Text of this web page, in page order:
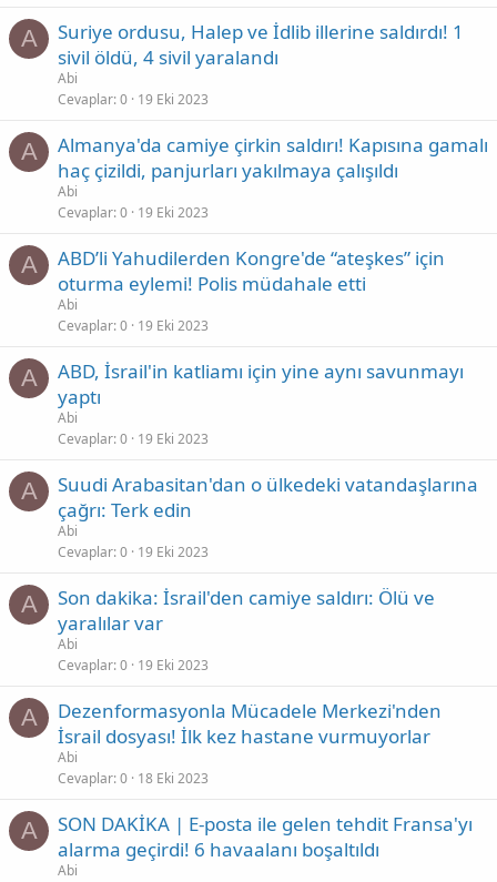
A
Suriye ordusu, Halep ve İdlib illerine saldırdı! 1
sivil öldü, 4 sivil yaralandı
Abi
Cevaplar 0 19 Eki 2023
A
Almanya'da camiye çirkin saldırı! Kapısına gamalı
haç çizildi, panjurları yakılmaya çalışıldı
Abi
Cevaplar 0 19 Eki 2023
A
ABD’li Yahudilerden Kongre'de “ateşkes” için
oturma eylemi! Polis müdahale etti
Abi
Cevaplar 0 19 Eki 2023
A
ABD, İsrail'in katliamı için yine aynı savunmayı
yaptı
Abi
Cevaplar 0 19 Eki 2023
A
Suudi Arabasitan'dan o ülkedeki vatandaşlarına
çağrı: Terk edin
Abi
Cevaplar 0 19 Eki 2023
A
Son dakika: İsrail'den camiye saldırı: Ölü ve
yaralılar var
Abi
Cevaplar 0 19 Eki 2023
A
Dezenformasyonla Mücadele Merkezi'nden
İsrail dosyası! İlk kez hastane vurmuyorlar
Abi
Cevaplar 0 18 Eki 2023
A
SON DAKİKA | E-posta ile gelen tehdit Fransa'yı
alarma geçirdi! 6 havaalanı boşaltıldı
Abi